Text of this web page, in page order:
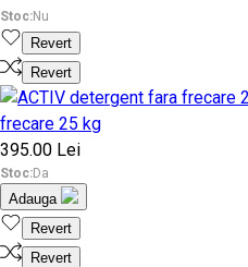
Stoc:Nu
Revert
Revert
frecare 25 kg
395.00 Lei
Stoc:Da
Adauga
Revert
Revert